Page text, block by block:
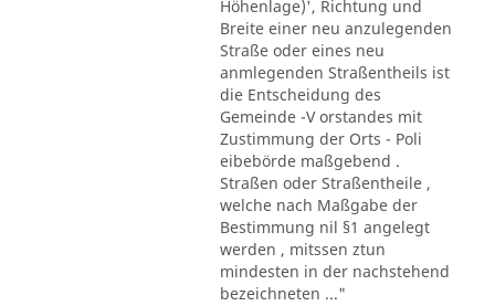
Höhenlage)', Richtung und
Breite einer neu anzulegenden
Straße oder eines neu
anmlegenden Straßentheils ist
die Entscheidung des
Gemeinde -V orstandes mit
Zustimmung der Orts - Poli
eibebörde maßgebend .
Straßen oder Straßentheile ,
welche nach Maßgabe der
Bestimmung nil §1 angelegt
werden , mitssen ztun
mindesten in der nachstehend
bezeichneten ..."